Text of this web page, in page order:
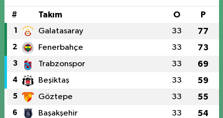
# Takım O P
1 Galatasaray 33 77
2 Fenerbahçe 33 73
3 Trabzonspor 33 69
4 Beşiktaş 33 59
5 Göztepe 33 55
6 Başakşehir 33 54